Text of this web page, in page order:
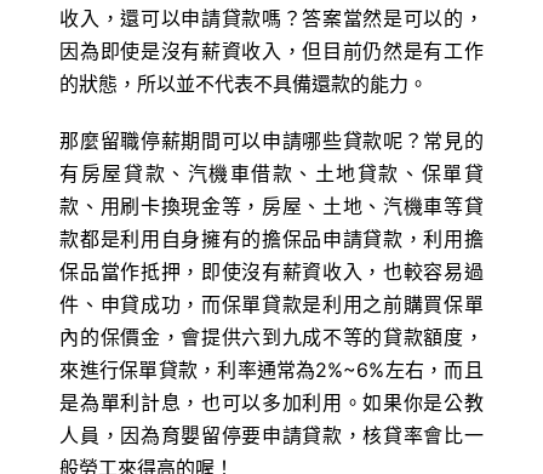
收入，還可以申請貸款嗎？答案當然是可以的，
因為即使是沒有薪資收入，但目前仍然是有工作
的狀態，所以並不代表不具備還款的能力。
那麼留職停薪期間可以申請哪些貸款呢？常見的
有房屋貸款、汽機車借款、土地貸款、保單貸
款、用刷卡換現金等，房屋、土地、汽機車等貸
款都是利用自身擁有的擔保品申請貸款，利用擔
保品當作抵押，即使沒有薪資收入，也較容易過
件、申貸成功，而保單貸款是利用之前購買保單
內的保價金，會提供六到九成不等的貸款額度，
來進行保單貸款，利率通常為2%~6%左右，而且
是為單利計息，也可以多加利用。如果你是公教
人員，因為育嬰留停要申請貸款，核貸率會比一
般勞工來得高的喔！